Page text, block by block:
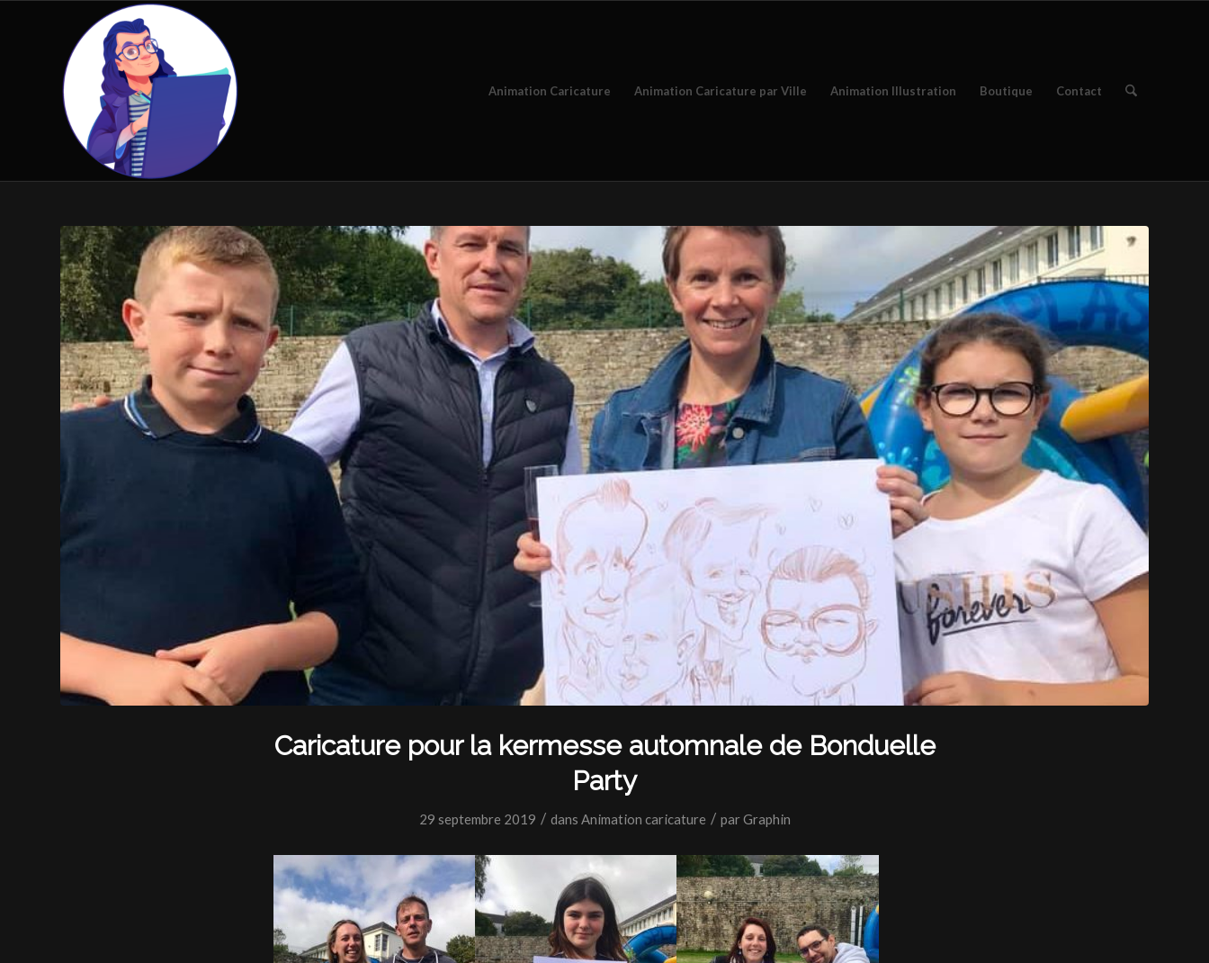
Animation Caricature Animation Caricature par Ville Animation Illustration Boutique Contact
Caricature pour la kermesse automnale de Bonduelle
Party
29 septembre 2019 / dans Animation caricature / parGraphin